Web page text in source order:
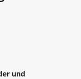
und